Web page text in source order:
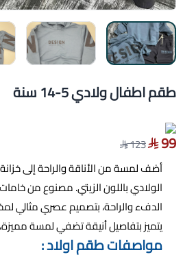
طقم اطفال ولادي 5-14 سنة
99
123
أضف لمسة من الأناقة والراحة إلى
الولادي باللون الزيتي. مصنوع من
الدفء والراحة، بتصميم عصري مثالي
يتميز بتفاصيل أنيقة تضفي لمسة مميزة،
مواصفات طقم اولاد :